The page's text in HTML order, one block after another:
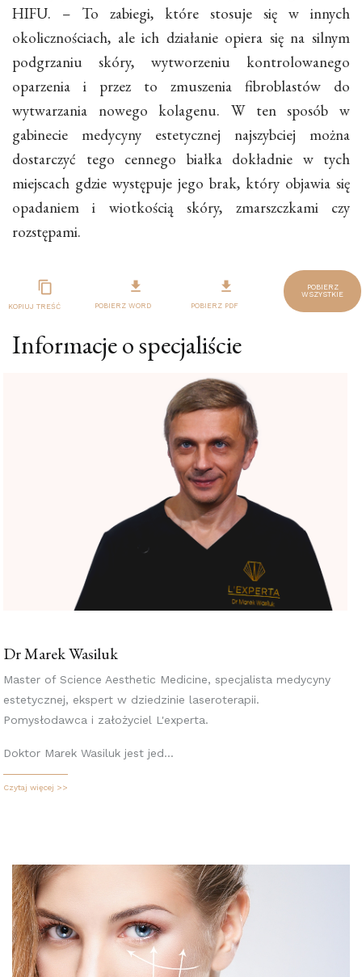
HIFU. – To zabiegi, które stosuje się w innych
okolicznościach, ale ich działanie opiera się na silnym
podgrzaniu skóry, wytworzeniu kontrolowanego
oparzenia i przez to zmuszenia fibroblastów do
wytwarzania nowego kolagenu. W ten sposób w
gabinecie medycyny estetycznej najszybciej można
dostarczyć tego cennego białka dokładnie w tych
miejscach gdzie występuje jego brak, który objawia się
opadaniem i wiotkością skóry, zmarszczkami czy
rozstępami.
KOPIUJ TREŚĆ POBIERZ WORD POBIERZ PDF
POBIERZ
WSZYSTKIE
Informacje o specjaliście
Dr Marek Wasiluk
Master of Science Aesthetic Medicine, specjalista medycyny
estetycznej, ekspert w dziedzinie laseroterapii.
Pomysłodawca i założyciel L'experta.
Doktor Marek Wasiluk jest jed...
Czytaj więcej >>